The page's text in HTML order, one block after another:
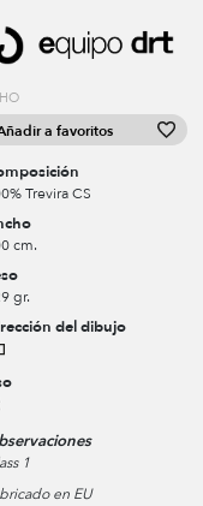
a favoritos
Trevira CS
cm.
gr.
del dibujo
1
en EU